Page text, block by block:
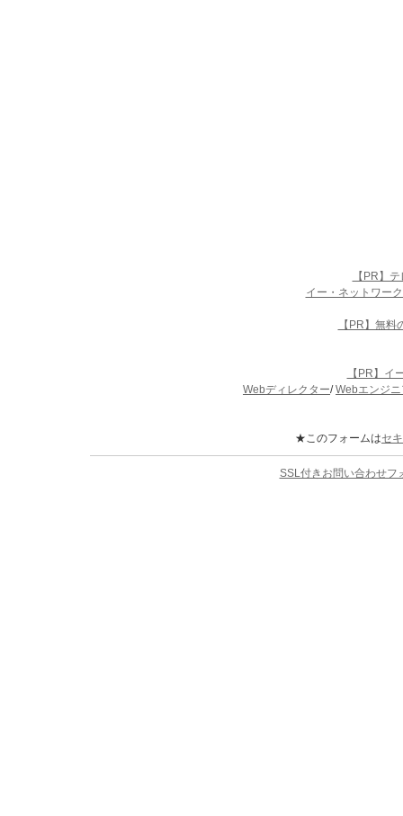
【PR】
イー・ネットワー
【PR】無
【PR】イ
Webディレクター/Webエンジ
★このフォームはセ
SSL付きお問い合わせフ